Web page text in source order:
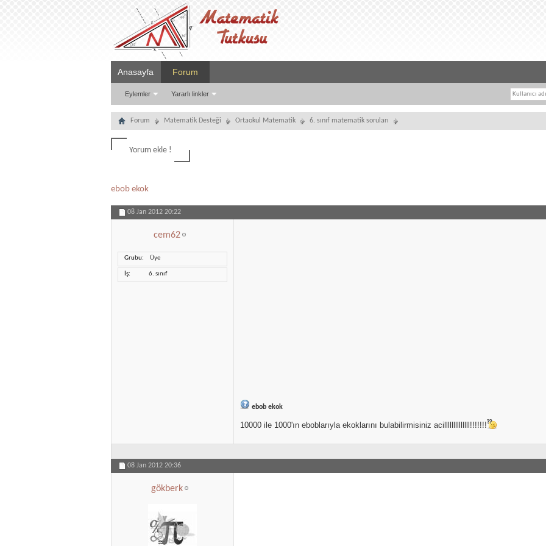
Anasayfa Forum
Eylemler Yararlı linkler
Forum Matematik Desteği Ortaokul Matematik 6. sınıf matematik soruları
Yorum ekle !
ebob ekok
08 Jan 2012 20:22
cem62
Grubu Üye
İş 6. sınıf
ebob ekok
10000 ile 1000'ın eboblarıyla ekoklarını bulabilirmisiniz acillllllllllllll!!!!!!!
08 Jan 2012 20:36
gökberk